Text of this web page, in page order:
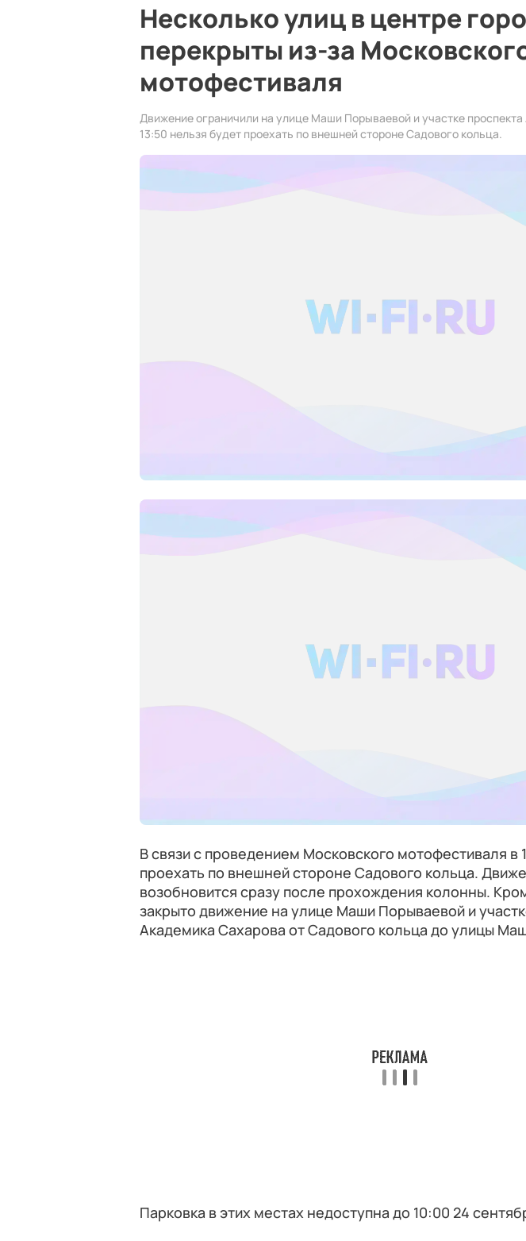
Несколько улиц в центре
перекрыты из-за
мотофестиваля
Движение ограничили на улице Маши Порываевой и участке
13:50 нельзя будет проехать по внешней стороне Садового кольца.
В связи с проведением Московского мотофестиваля в
проехать по внешней стороне Садового кольца.
возобновится сразу после прохождения колонны.
закрыто движение на улице Маши Порываевой и
Академика Сахарова от Садового кольца до улицы
Парковка в этих местах недоступна до 10:00 24